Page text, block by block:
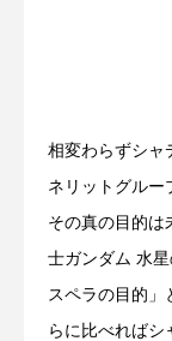
相変わらずシャ
ネリットグルー
その真の目的は
士ガンダム 水
スペラの目的」
らに比べればシ